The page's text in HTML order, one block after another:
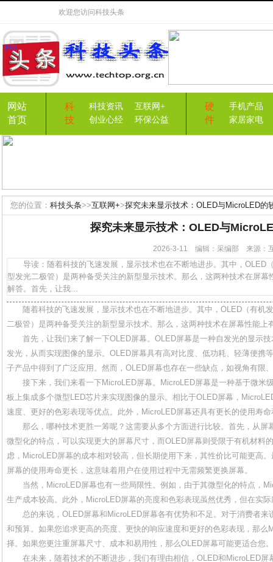
欢迎您访问科技头条
网站
首页
科
技
科技资讯
互联网+
创业心经
环保公益
硬
件
手机产品
家居家电
您的位置： 科技头条>>互联网+>探究未来显示技术：OLED与MicroLED的
探究未来显示技术：OLED与
2026-3-11 编辑：采编部 来源
导读：随着科技的飞速发展，显示技术也在不断地进步。其中，OLED
型发光二极管）是两种备受关注的新型显示技术。那么，这两种技术在屏
解答。首先，让我...
随着科技的飞速发展，显示技术也在不断地进步。其中，OLED（有机
二极管）是两种备受关注的新型显示技术。那么，这两种技术在屏幕性能上
首先，让我们来了解一下OLED屏幕。OLED屏幕是一种自发光的显示
发光，从而实现图像的显示。OLED屏幕具有高对比度、低功耗、轻薄便携
子产品中得到了广泛应用。然而，OLED屏幕也存在一些缺点，如视角有限
接下来，我们来看一下MicroLED屏幕。MicroLED屏幕是一种基于微米
板上集成多个微型LED芯片来实现图像的显示。相比于OLED屏幕，
速度、更好的色彩表现等优点。此外，MicroLED屏幕还具有更长的使用寿
那么，哪种技术更胜一筹呢？这需要从多个方面进行比较。首先，从屏
微型化的特点，可以实现更大的屏幕尺寸，而OLED屏幕则受限于有机材料
虑，MicroLED屏幕的成本相对较高，但长期使用下来，其性价比可能更高
屏幕的使用寿命更长，这意味着用户在使用过程中无需频繁更换屏幕。
当然，MicroLED屏幕也有一些局限性。例如，由于其微型化的特点，
生产成本较高。此外，MicroLED屏幕的亮度和色彩表现虽然优秀，但在实
总的来说，OLED屏幕和MicroLED屏幕各有优势和不足。对于消费者
和预算。如果您追求更高的亮度、更快的响应速度和更好的色彩表现，那么
择。如果您更注重屏幕尺寸、成本和易用性，那么OLED屏幕可能更适合您。
在未来，随着技术的不断进步，我们有理由相信，OLED和MicroLED